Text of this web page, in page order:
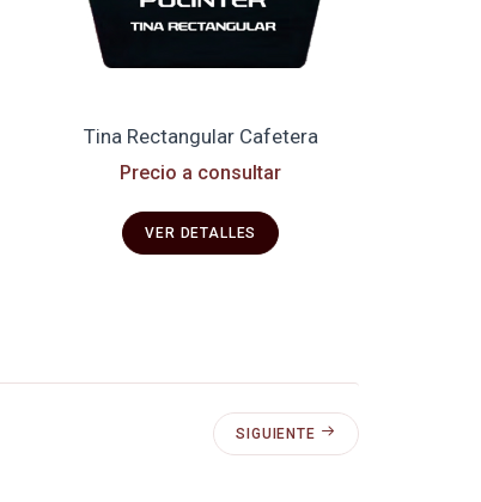
Tina Rectangular Cafetera
Precio a consultar
VER DETALLES
SIGUIENTE